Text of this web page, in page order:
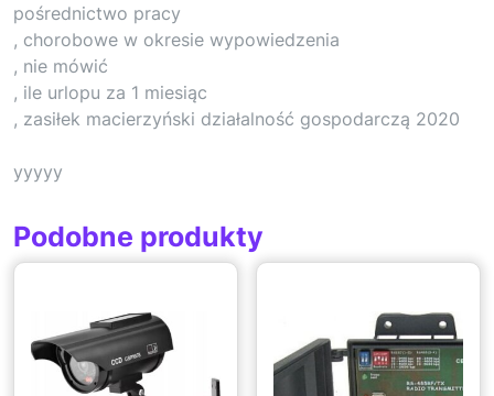
pośrednictwo pracy
, chorobowe w okresie wypowiedzenia
, nie mówić
, ile urlopu za 1 miesiąc
, zasiłek macierzyński działalność gospodarczą 2020
yyyyy
Podobne produkty